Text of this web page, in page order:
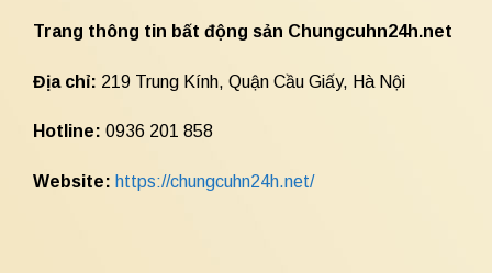
Trang thông tin bất động sản Chungcuhn24h.net
Địa chỉ: 219 Trung Kính, Quận Cầu Giấy, Hà Nội
Hotline: 0936 201 858
Website: https://chungcuhn24h.net/